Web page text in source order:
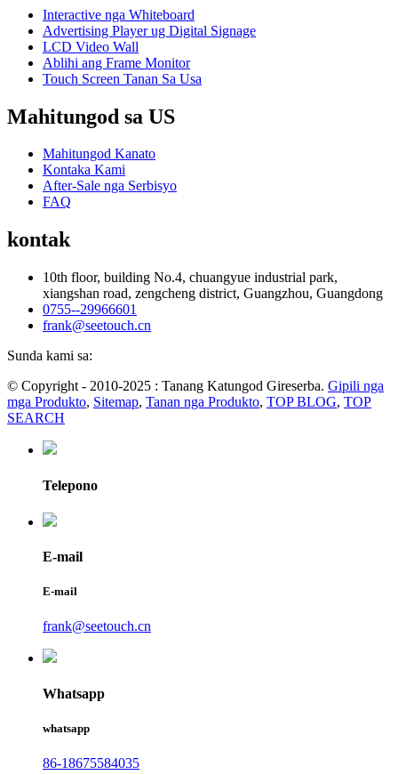
Interactive nga Whiteboard
Advertising Player ug Digital Signage
LCD Video Wall
Ablihi ang Frame Monitor
Touch Screen Tanan Sa Usa
Mahitungod sa US
Mahitungod Kanato
Kontaka Kami
After-Sale nga Serbisyo
FAQ
kontak
10th floor, building No.4, chuangyue industrial park,
xiangshan road, zengcheng district, Guangzhou, Guangdong
0755--29966601
frank@seetouch.cn
Sunda kami sa:
© Copyright - 2010-2025 : Tanang Katungod Gireserba. Gipili nga
mga Produkto, Sitemap, Tanan nga Produkto, TOP BLOG, TOP
SEARCH
Telepono
E-mail
E-mail
frank@seetouch.cn
Whatsapp
whatsapp
86-18675584035